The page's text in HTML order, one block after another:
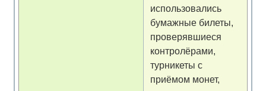
использовались
бумажные билеты,
проверявшиеся
контролёрами,
турникеты с
приёмом монет,